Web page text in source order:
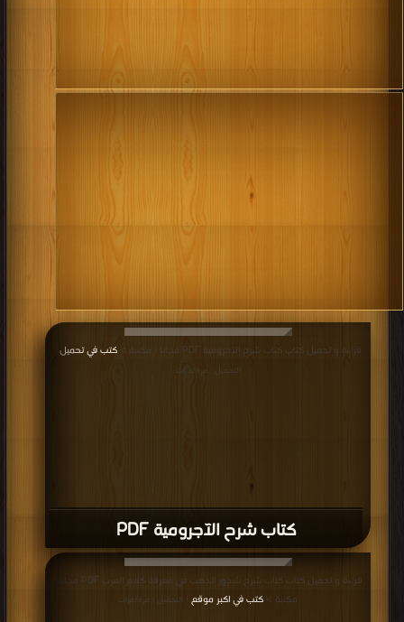
كتاب شرح الآجرومية PDF
قراءة و تحميل كتاب كتاب شرح الآجرومية PDF مجانا | مكتبة > كتب في تحميل
التحميل : مرة/مرات
قراءة و تحميل كتاب كتاب شرح شذور الذهب في معرفة كلام العرب PDF مجانا |
مكتبة > كتب في اكبر موقع | التحميل : مرة/مرات